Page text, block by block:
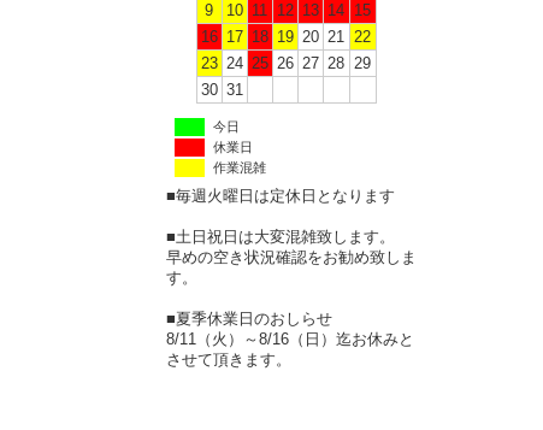
9
10 11 12 13 14 15
16 17 18 19 20 21 22
23 24 25 26 27 28 29
30 31
今日
休業日
作業混雑
■毎週火曜日は定休日となります
■土日祝日は大変混雑致します。
早めの空き状況確認をお勧め致しま
す。
■夏季休業日のおしらせ
8/11（火）～8/16（日）迄お休みと
させて頂きます。